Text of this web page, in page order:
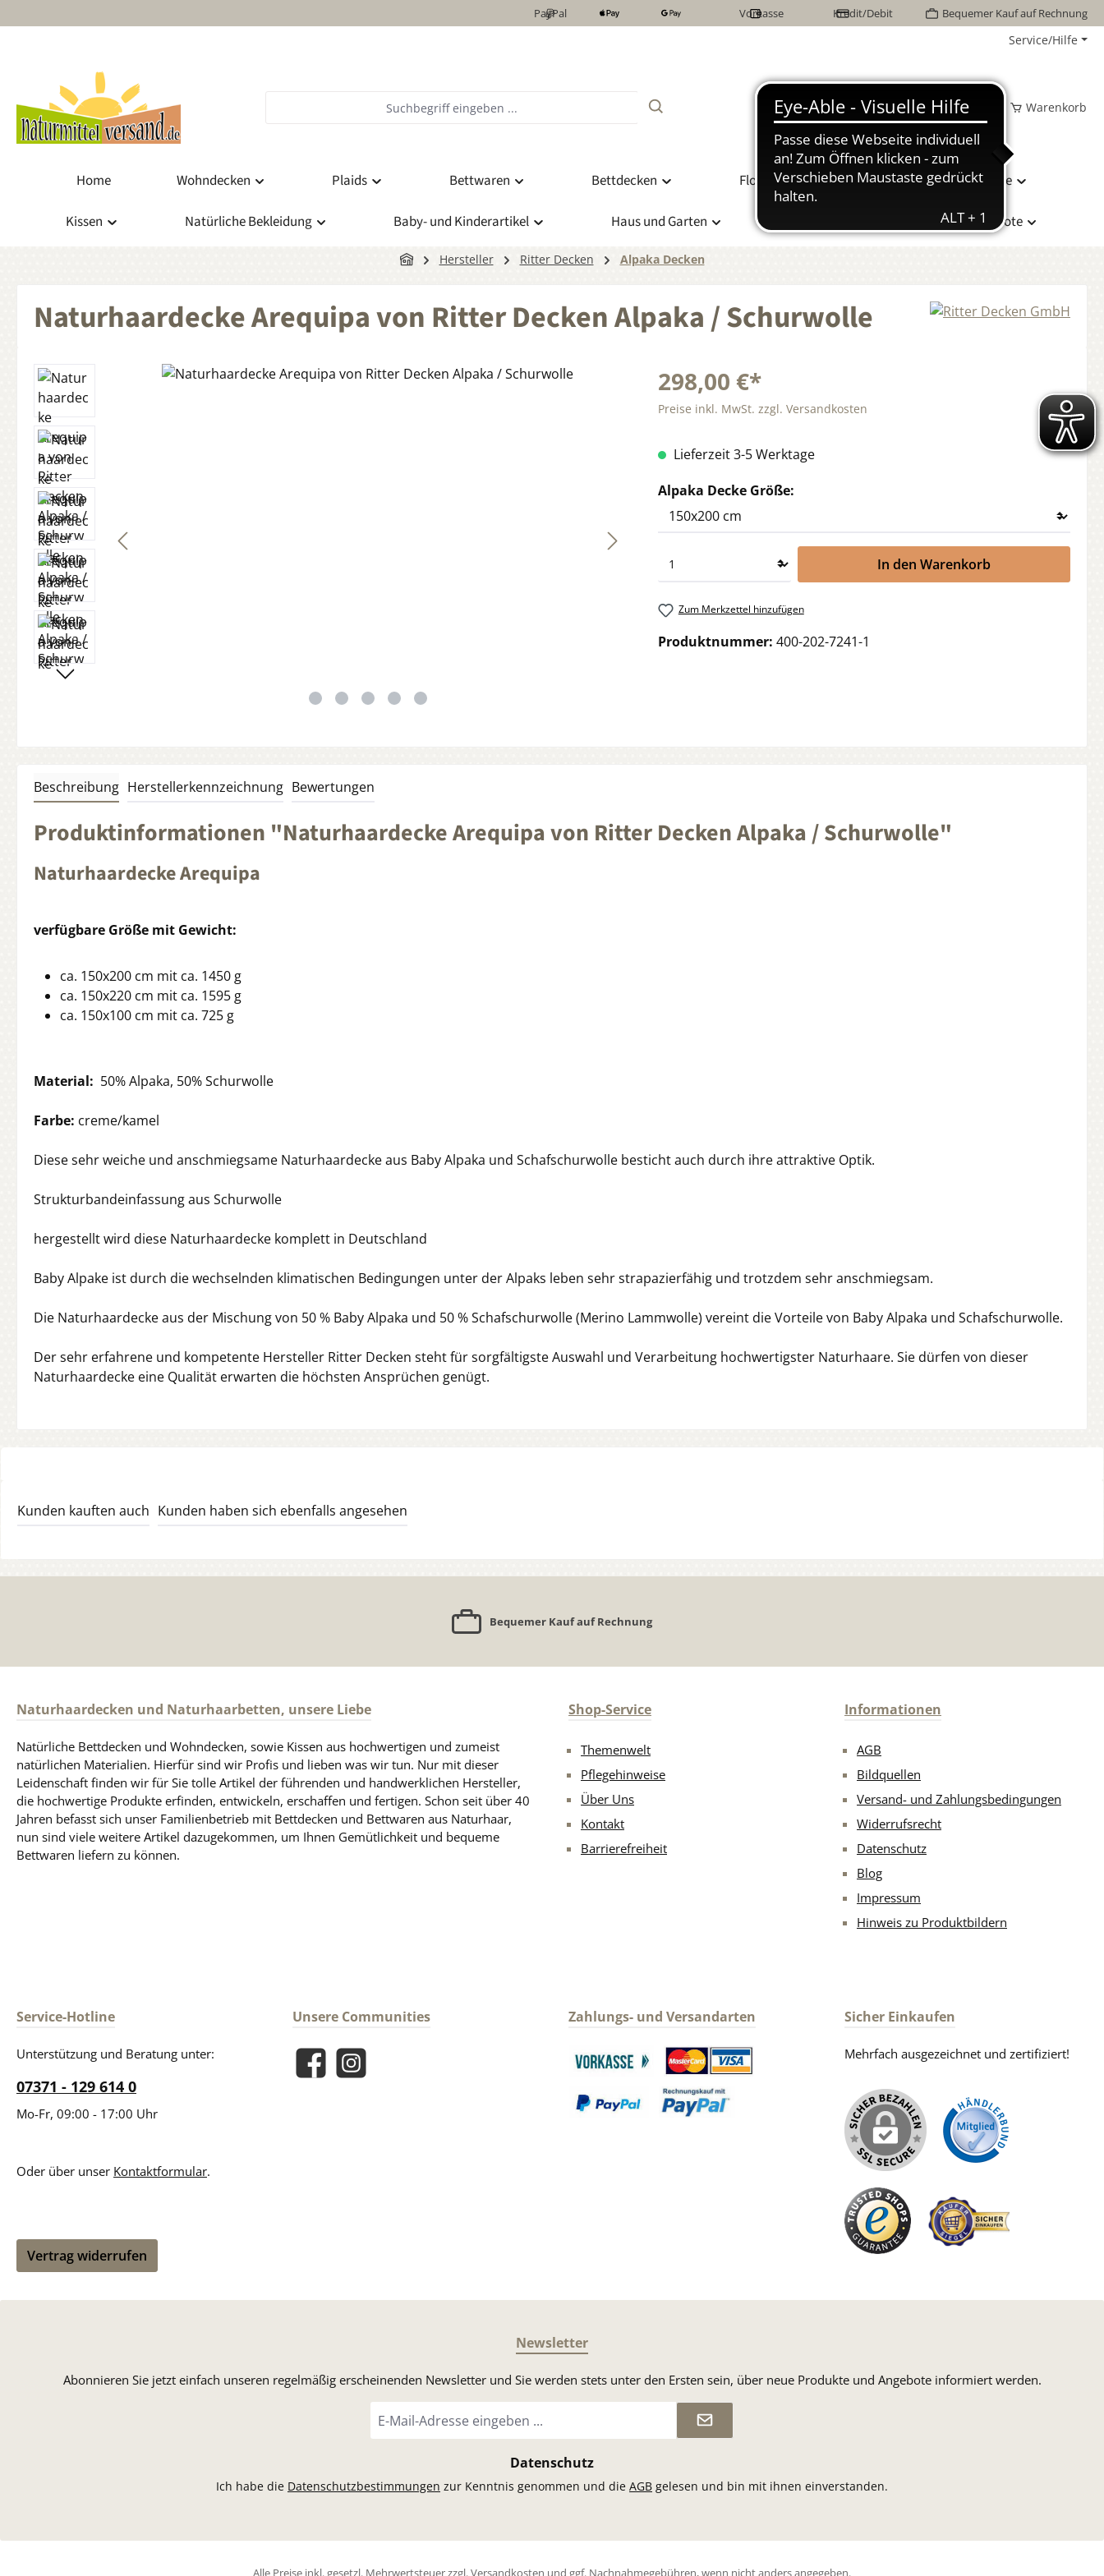
PayPal Vorkasse Kredit/Debit Bequemer Kauf auf Rechnung
Service/Hilfe
Wunschzettel Mein Konto Warenkorb
Home Wohndecken Plaids Bettwaren Bettdecken Flor Naturhaarbetten Bettwäsche
Kissen Natürliche Bekleidung Baby- und Kinderartikel Haus und Garten Sonderangebote
Hersteller Ritter Decken Alpaka Decken
Naturhaardecke Arequipa von Ritter Decken Alpaka / Schurwolle
Bildergalerie überspringen 298,00 €*
Preise inkl. MwSt. zzgl. Versandkosten
Lieferzeit 3-5 Werktage
Alpaka Decke Größe:auswählen
In den Warenkorb
Zum Merkzettel hinzufügen
Produktnummer: 400-202-7241-1
Beschreibung Herstellerkennzeichnung Bewertungen
Produktinformationen "Naturhaardecke Arequipa von Ritter Decken Alpaka / Schurwolle"
Naturhaardecke Arequipa
verfügbare Größe mit Gewicht:
ca. 150x200 cm mit ca. 1450 g
ca. 150x220 cm mit ca. 1595 g
ca. 150x100 cm mit ca. 725 g
Material: 50% Alpaka, 50% Schurwolle
Farbe: creme/kamel
Diese sehr weiche und anschmiegsame Naturhaardecke aus Baby Alpaka und Schafschurwolle besticht auch durch ihre attraktive Optik.
Strukturbandeinfassung aus Schurwolle
hergestellt wird diese Naturhaardecke komplett in Deutschland
Baby Alpake ist durch die wechselnden klimatischen Bedingungen unter der Alpaks leben sehr strapazierfähig und trotzdem sehr anschmiegsam.
Die Naturhaardecke aus der Mischung von 50 % Baby Alpaka und 50 % Schafschurwolle (Merino Lammwolle) vereint die Vorteile von Baby Alpaka und Schafschurwolle.
Der sehr erfahrene und kompetente Hersteller Ritter Decken steht für sorgfältigste Auswahl und Verarbeitung hochwertigster Naturhaare. Sie dürfen von dieser
Naturhaardecke eine Qualität erwarten die höchsten Ansprüchen genügt.
Kunden kauften auch Kunden haben sich ebenfalls angesehen
Bequemer Kauf auf Rechnung
Naturhaardecken und Naturhaarbetten, unsere Liebe
Natürliche Bettdecken und Wohndecken, sowie Kissen aus hochwertigen und zumeist
natürlichen Materialien. Hierfür sind wir Profis und lieben was wir tun. Nur mit dieser
Leidenschaft finden wir für Sie tolle Artikel der führenden und handwerklichen Hersteller,
die hochwertige Produkte erfinden, entwickeln, erschaffen und fertigen. Schon seit über 40
Jahren befasst sich unser Familienbetrieb mit Bettdecken und Bettwaren aus Naturhaar,
nun sind viele weitere Artikel dazugekommen, um Ihnen Gemütlichkeit und bequeme
Bettwaren liefern zu können.
Shop-Service
Themenwelt
Pflegehinweise
Über Uns
Kontakt
Barrierefreiheit
Informationen
AGB
Bildquellen
Versand- und Zahlungsbedingungen
Widerrufsrecht
Datenschutz
Blog
Impressum
Hinweis zu Produktbildern
Service-Hotline
Unterstützung und Beratung unter:
07371 - 129 614 0
Mo-Fr, 09:00 - 17:00 Uhr
Oder über unser Kontaktformular.
Vertrag widerrufen
Unsere Communities
FacebookInstagram
Zahlungs- und Versandarten
Benutzerdefiniertes Bild 1Benutzerdefiniertes Bild 2
Sicher Einkaufen
Mehrfach ausgezeichnet und zertifiziert!
Newsletter
Abonnieren Sie jetzt einfach unseren regelmäßig erscheinenden Newsletter und Sie werden stets unter den Ersten sein, über neue Produkte und Angebote informiert werden.
Mail-
Adresse
Datenschutz
Ich habe die Datenschutzbestimmungen zur Kenntnis genommen und die AGB gelesen und bin mit ihnen einverstanden.
Alle Preise inkl. gesetzl. Mehrwertsteuer zzgl.Versandkosten und ggf. Nachnahmegebühren, wenn nicht anders angegeben.